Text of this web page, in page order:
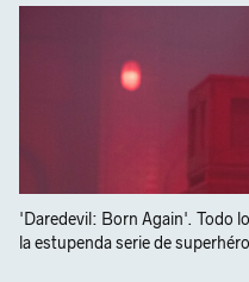
'Daredevil: Born Again'. Todo
la estupenda serie de